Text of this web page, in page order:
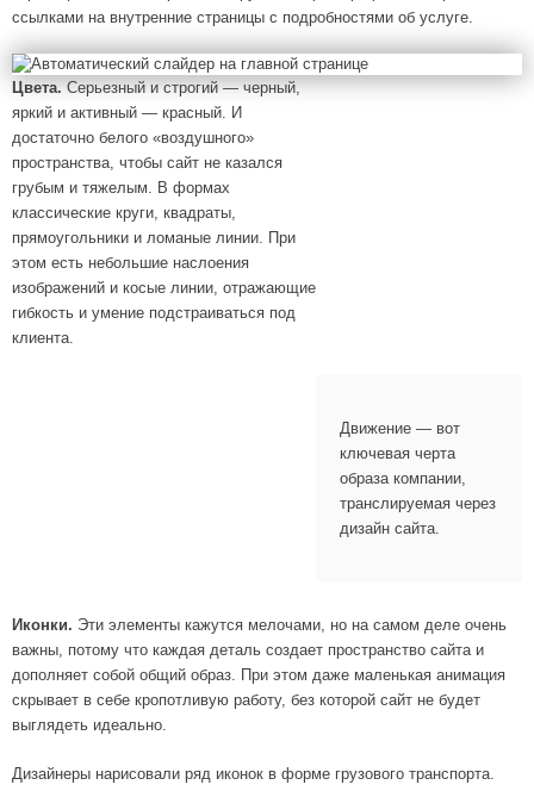
ссылками на внутренние страницы с подробностями об услуге.
Цвета.Серьезный и строгий — черный,
яркий и активный — красный. И
достаточно белого «воздушного»
пространства, чтобы сайт не казался
грубым и тяжелым. В формах
классические круги, квадраты,
прямоугольники и ломаные линии. При
этом есть небольшие наслоения
изображений и косые линии, отражающие
гибкость и умение подстраиваться под
клиента.
Движение ― вот
ключевая черта
образа компании,
транслируемая через
дизайн сайта.
Иконки. Эти элементы кажутся мелочами, но на самом деле очень
важны, потому что каждая деталь создает пространство сайта и
дополняет собой общий образ. При этом даже маленькая анимация
скрывает в себе кропотливую работу, без которой сайт не будет
выглядеть идеально.
Дизайнеры нарисовали ряд иконок в форме грузового транспорта.